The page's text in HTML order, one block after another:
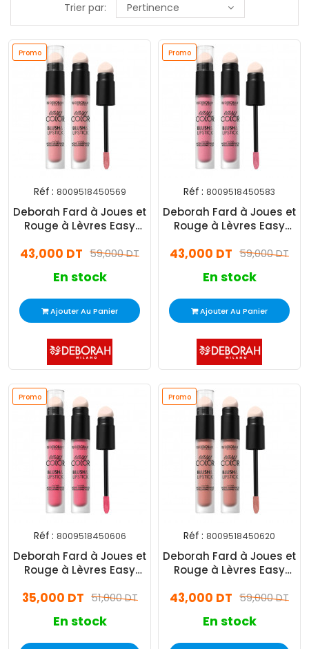
Trier par:
Pertinence
Promo
Réf : 8009518450569
Deborah Fard à Joues et
Rouge à Lèvres Easy
59,000 DT
43,000 DT
En stock
Ajouter Au Panier
Promo
Réf : 8009518450583
Deborah Fard à Joues et
Rouge à Lèvres Easy
59,000 DT
43,000 DT
En stock
Ajouter Au Panier
Promo
Réf : 8009518450606
Deborah Fard à Joues et
Rouge à Lèvres Easy
51,000 DT
35,000 DT
En stock
Promo
Réf : 8009518450620
Deborah Fard à Joues et
Rouge à Lèvres Easy
59,000 DT
43,000 DT
En stock